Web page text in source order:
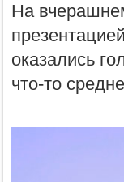
На
оказались
что-то